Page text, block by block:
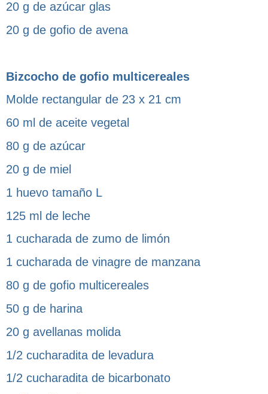
20 g de azúcar glas
20 g de gofio de avena
Bizcocho de gofio multicereales
Molde rectangular de 23 x 21 cm
60 ml de aceite vegetal
80 g de azúcar
20 g de miel
1 huevo tamaño L
125 ml de leche
1 cucharada de zumo de limón
1 cucharada de vinagre de manzana
80 g de gofio multicereales
50 g de harina
20 g avellanas molida
1/2 cucharadita de levadura
1/2 cucharadita de bicarbonato